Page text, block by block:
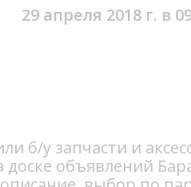
29 апреля 2018 г. в
б/у запчасти и
доске объявлений